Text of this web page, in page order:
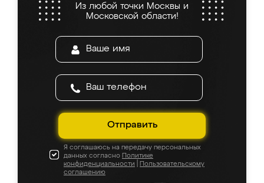
Из любой точки Москвы и
Московской области!
Отправить
Я соглашаюсь на передачу персональных
данных согласно Политике
конфиденциальности
Пользовательскому
соглашению